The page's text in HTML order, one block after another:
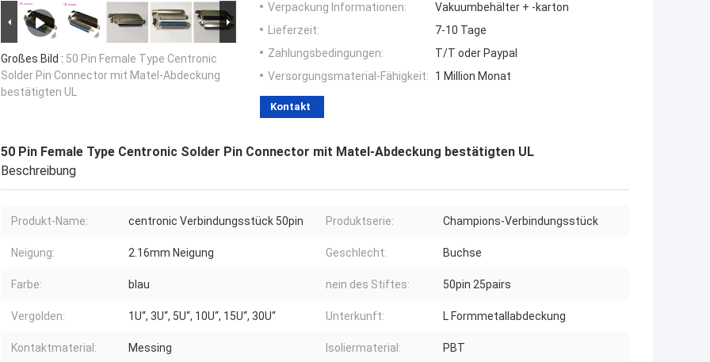
Großes Bild : 50 Pin Female Type Centronic
Solder Pin Connector mit Matel-Abdeckung
bestätigten UL
Verpackung Informationen:
Vakuumbehälter + -karton
Lieferzeit:
7-10 Tage
Zahlungsbedingungen:
T/T oder Paypal
Versorgungsmaterial-Fähigkeit:
1 Million Monat
Kontakt
50 Pin Female Type Centronic Solder Pin Connector mit Matel-Abdeckung bestätigten UL
Beschreibung
Produkt-Name: centronic Verbindungsstück 50pin Produktserie: Champions-Verbindungsstück
Neigung: 2.16mm Neigung Geschlecht: Buchse
Farbe: blau nein des Stiftes: 50pin 25pairs
Vergolden: 1U“, 3U“, 5U“, 10U“, 15U“, 30U“ Unterkunft: L Formmetallabdeckung
Kontaktmaterial: Messing Isoliermaterial: PBT